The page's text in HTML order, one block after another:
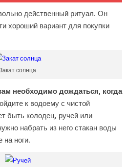
действенный ритуал. Он
хороший вариант для покупки
солнца
необходимо дождаться, когда
к водоему с чистой
быть колодец, ручей или
набрать из него стакан воды
на ноги.